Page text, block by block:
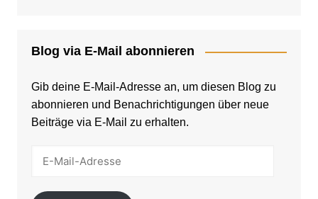
Blog via E-Mail abonnieren
Gib deine E-Mail-Adresse an, um diesen Blog zu
abonnieren und Benachrichtigungen über neue
Beiträge via E-Mail zu erhalten.